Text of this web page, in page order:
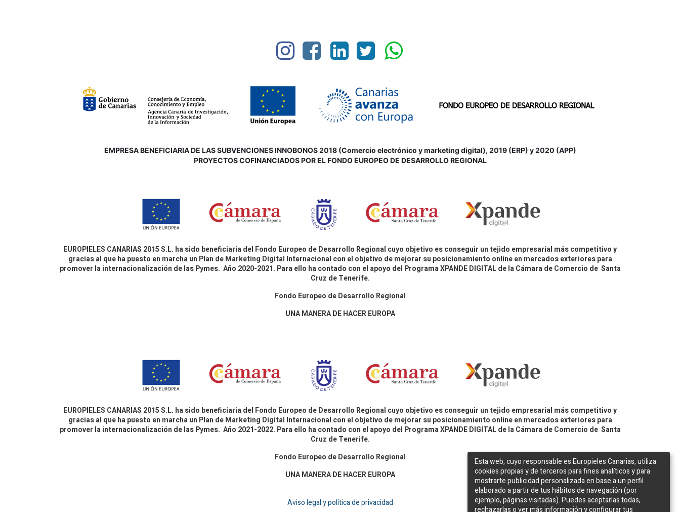
EMPRESA BENEFICIARIA DE LAS SUBVENCIONES INNOBONOS 2018 (Comercio electrónico y marketing digital), 2019 (ERP) y 2020 (APP)
PROYECTOS COFINANCIADOS POR EL FONDO EUROPEO DE DESARROLLO REGIONAL
EUROPIELES CANARIAS 2015 S.L. ha sido beneficiaria del Fondo Europeo de Desarrollo Regional cuyo objetivo es conseguir un tejido empresarial más competitivo y
gracias al que ha puesto en marcha un Plan de Marketing Digital Internacional con el objetivo de mejorar su posicionamiento online en mercados exteriores para
promover la internacionalización de las Pymes. Año 2020-2021. Para ello ha contado con el apoyo del Programa XPANDE DIGITAL de la Cámara de Comercio de Santa
Cruz de Tenerife.
Fondo Europeo de Desarrollo Regional
UNA MANERA DE HACER EUROPA
EUROPIELES CANARIAS 2015 S.L. ha sido beneficiaria del Fondo Europeo de Desarrollo Regional cuyo objetivo es conseguir un tejido empresarial más competitivo y
gracias al que ha puesto en marcha un Plan de Marketing Digital Internacional con el objetivo de mejorar su posicionamiento online en mercados exteriores para
promover la internacionalización de las Pymes. Año 2021-2022. Para ello ha contado con el apoyo del Programa XPANDE DIGITAL de la Cámara de Comercio de Santa
Cruz de Tenerife.
Fondo Europeo de Desarrollo Regional
UNA MANERA DE HACER EUROPA
Aviso legal y política de privacidad
Esta web, cuyo responsable es Europieles Canarias, utiliza
cookies propias y de terceros para fines analíticos y para
mostrarte publicidad personalizada en base a un perfil
elaborado a partir de tus hábitos de navegación (por
ejemplo, páginas visitadas). Puedes aceptarlas todas,
rechazarlas o ver más información y configurar tus